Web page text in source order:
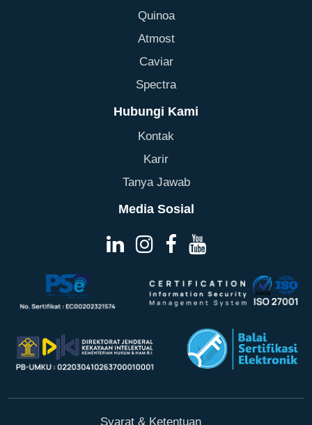
Quinoa
Atmost
Caviar
Spectra
Hubungi Kami
Kontak
Karir
Tanya Jawab
Media Sosial
Syarat & Ketentuan